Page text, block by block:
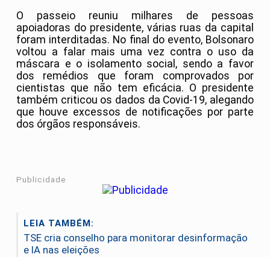
O passeio reuniu milhares de pessoas
apoiadoras do presidente, várias ruas da capital
foram interditadas. No final do evento, Bolsonaro
voltou a falar mais uma vez contra o uso da
máscara e o isolamento social, sendo a favor
dos remédios que foram comprovados por
cientistas que não tem eficácia. O presidente
também criticou os dados da Covid-19, alegando
que houve excessos de notificações por parte
dos órgãos responsáveis.
Publicidade
LEIA TAMBÉM:
TSE cria conselho para monitorar desinformação
e IA nas eleições